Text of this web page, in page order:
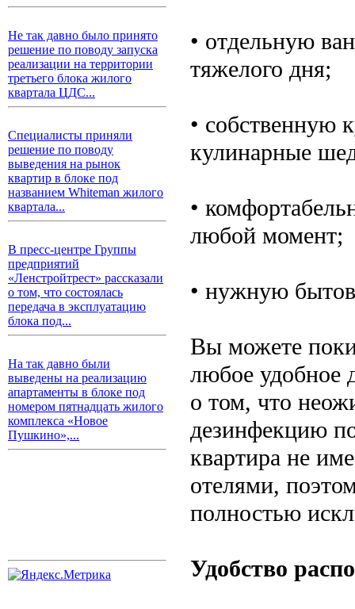
Не так давно было принято
решение по поводу запуска
реализации на территории
третьего блока жилого
квартала ЦДС...
Специалисты приняли
решение по поводу
выведения на рынок
квартир в блоке под
названием Whiteman жилого
квартала...
В пресс-центре Группы
предприятий
«Ленстройтрест» рассказали
о том, что состоялась
передача в эксплуатацию
блока под...
На так давно были
выведены на реализацию
апартаменты в блоке под
номером пятнадцать жилого
комплекса «Новое
Пушкино»,...
• отдельную
тяжелого дня;
• собственную
кулинарные
•
любой момент;
• нужную
Вы можете
любое удобное
о том, что
дезинфекцию
квартира не
отелями,
полностью
Удобство